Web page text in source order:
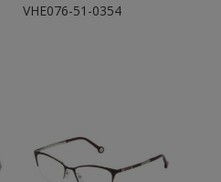
VHE076-51-0354